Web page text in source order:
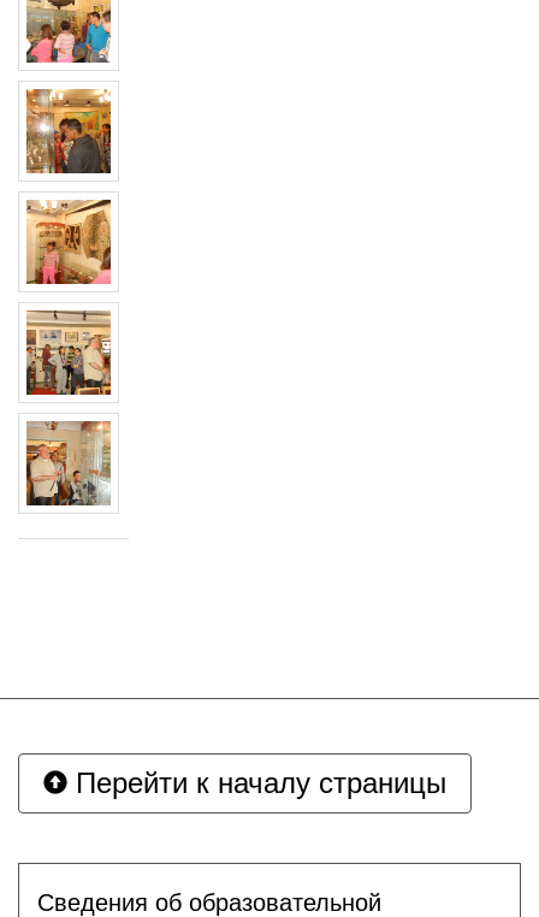
Перейти к началу страницы
Сведения об образовательной